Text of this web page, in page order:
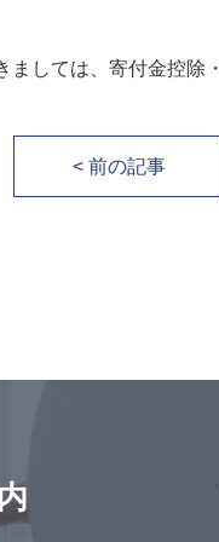
しては、寄付金控除
< 前の記事